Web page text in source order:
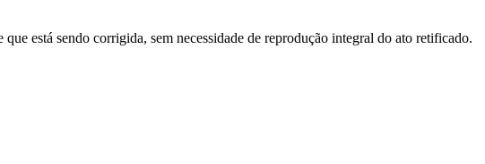
está sendo corrigida, sem necessidade de reprodução integral do ato retificado.